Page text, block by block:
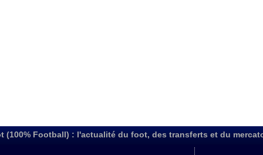
(100% Football) : l'actualité du foot, des transferts et du